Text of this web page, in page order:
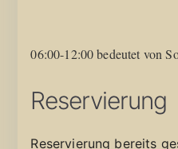
06:00-12:00 bedeutet von
Reservierung
Reservierung bereits